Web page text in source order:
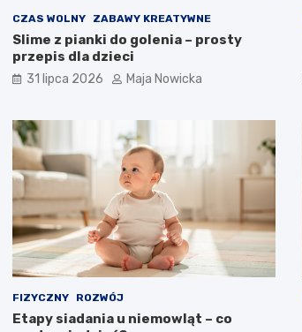
CZAS WOLNY ZABAWY KREATYWNE
Slime z pianki do golenia – prosty
przepis dla dzieci
31 lipca 2026 Maja Nowicka
FIZYCZNY ROZWÓJ
Etapy siadania u niemowląt – co